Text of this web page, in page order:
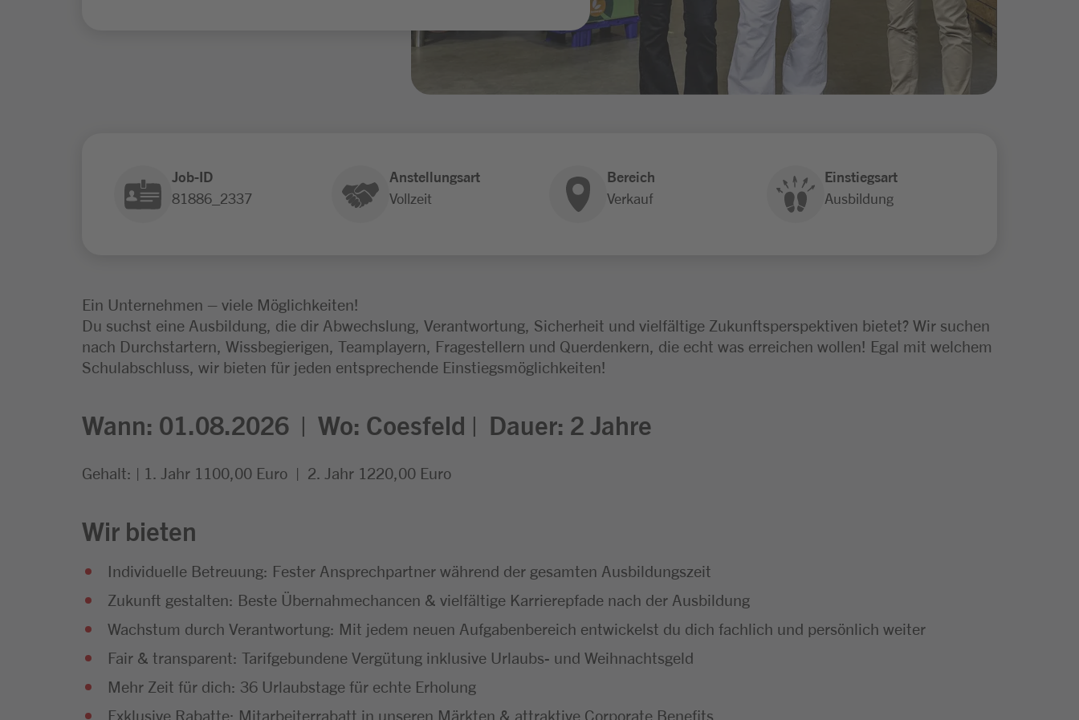
Job-ID
81886_2337
Anstellungsart
Vollzeit
Bereich
Verkauf
Einstiegsart
Ausbildung
Ein Unternehmen – viele Möglichkeiten!
Du suchst eine Ausbildung, die dir Abwechslung, Verantwortung, Sicherheit und vielfältige Zukunftsperspektiven bietet? Wir suchen
nach Durchstartern, Wissbegierigen, Teamplayern, Fragestellern und Querdenkern, die echt was erreichen wollen! Egal mit welchem
Schulabschluss, wir bieten für jeden entsprechende Einstiegsmöglichkeiten!
Wann: 01.08.2026 | Wo: Coesfeld | Dauer: 2 Jahre
Gehalt: | 1. Jahr 1100,00 Euro | 2. Jahr 1220,00 Euro
Wir bieten
Individuelle Betreuung: Fester Ansprechpartner während der gesamten Ausbildungszeit
Zukunft gestalten: Beste Übernahmechancen & vielfältige Karrierepfade nach der Ausbildung
Wachstum durch Verantwortung: Mit jedem neuen Aufgabenbereich entwickelst du dich fachlich und persönlich weiter
Fair & transparent: Tarifgebundene Vergütung inklusive Urlaubs- und Weihnachtsgeld
Mehr Zeit für dich: 36 Urlaubstage für echte Erholung
Exklusive Rabatte: Mitarbeiterrabatt in unseren Märkten & attraktive Corporate Benefits